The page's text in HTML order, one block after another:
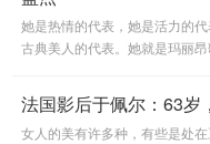
她是热情的代表，她是活力的
古典美人的代表。她就是玛丽昂
法国影后于佩尔：63岁
女人的美有许多种，有些是处